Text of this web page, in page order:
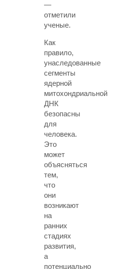
—
отметили
ученые.
Как
правило,
унаследованные
сегменты
ядерной
митохондриальной
ДНК
безопасны
для
человека.
Это
может
объясняться
тем,
что
они
возникают
на
ранних
стадиях
развития,
а
потенциально